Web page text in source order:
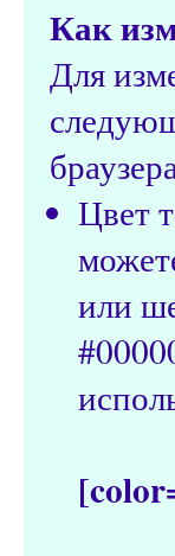
Как
Для
Цвет
или